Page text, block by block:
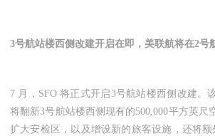
3号航站楼西侧改建开启在即，美联航将在2号
7 月，SFO 将正式开启3号航站楼西侧改建。
将翻新3号航站楼西侧现有的500,000平方英尺
扩大安检区，以及增设新的旅客设施，还将额